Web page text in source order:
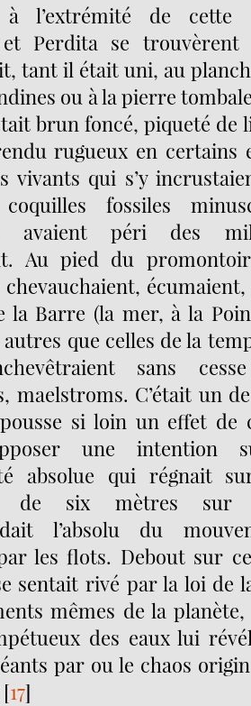
à l’extrémité de cette
et Perdita se
tant il était uni, au
ou à la pierre
brun foncé, piqueté de
rugueux en certains
vivants qui s’y
fossiles
avaient péri des
Au pied du
chevauchaient,
la Barre (la mer, à la
que celles de la
sans
maelstroms. C’était un
si loin un effet de
une intention
absolue qui régnait
de six mètres sur
l’absolu du
les flots. Debout sur
sentait rivé par la loi de
mêmes de la
des eaux lui
par ou le chaos
[17]